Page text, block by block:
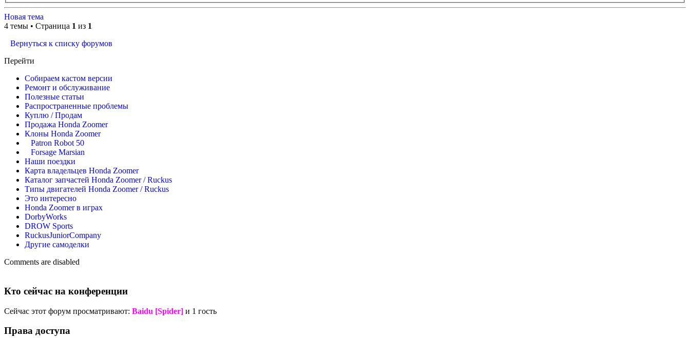
Новая тема
4 темы • Страница 1 из 1
Вернуться к списку форумов
Перейти
Собираем кастом версии
Ремонт и обслуживание
Полезные статьи
Распространенные проблемы
Куплю / Продам
Продажа Honda Zoomer
Клоны Honda Zoomer
Patron Robot 50
Forsage Marsian
Наши поездки
Карта владельцев Honda Zoomer
Каталог запчастей Honda Zoomer / Ruckus
Типы двигателей Honda Zoomer / Ruckus
Это интересно
Honda Zoomer в играх
DorbyWorks
DROW Sports
RuckusJuniorCompany
Другие самоделки
Comments are disabled
Кто сейчас на конференции
Сейчас этот форум просматривают: Baidu [Spider] и 1 гость
Права доступа